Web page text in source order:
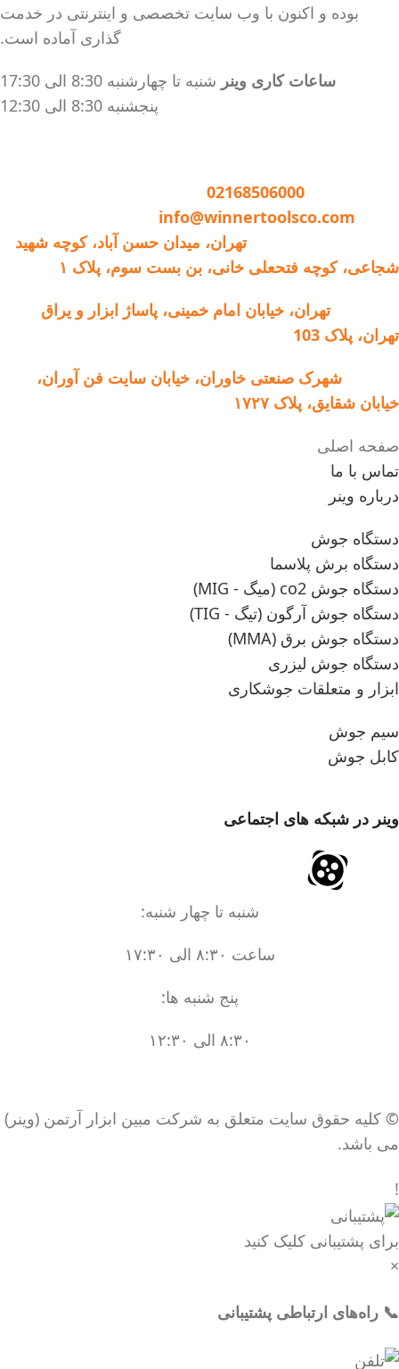
بوده و اکنون با وب سایت تخصصی و اینترنتی در خدمت
گذاری آماده است.
ساعات کاری وینر شنبه تا چهارشنبه 8:30 الی 17:30
پنجشنبه 8:30 الی 12:30
02168506000
info@winnertoolsco.com
تهران، میدان حسن آباد، کوچه شهید
شجاعی، کوچه فتحعلی خانی، بن بست سوم، پلاک ۱
تهران، خیابان امام خمینی، پاساژ ابزار و یراق
تهران، پلاک 103
شهرک صنعتی خاوران، خیابان سایت فن آوران،
خیابان شقایق، پلاک ۱۷۲۷
صفحه اصلی
تماس با ما
درباره وینر
دستگاه جوش
دستگاه برش پلاسما
دستگاه جوش co2 (میگ - MIG)
دستگاه جوش آرگون (تیگ - TIG)
دستگاه جوش برق (MMA)
دستگاه جوش لیزری
ابزار و متعلقات جوشکاری
سیم جوش
کابل جوش
وینر در شبکه های اجتماعی
شنبه تا چهار شنبه:
ساعت ۸:۳۰ الی ۱۷:۳۰
پنج شنبه ها:
۸:۳۰ الی ۱۲:۳۰
© کلیه حقوق سایت متعلق به شرکت مبین ابزار آرتمن (وینر)
می باشد.
!
برای پشتیبانی کلیک کنید
×
📞 راه‌های ارتباطی پشتیبانی